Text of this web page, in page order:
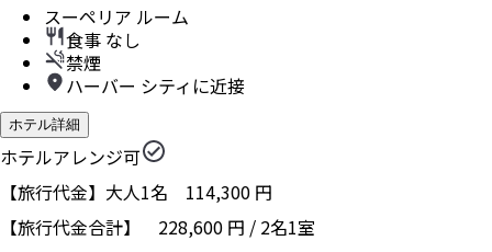
スーペリア ルーム
食事 なし
禁煙
ハーバー シティに近接
ホテル詳細
ホテルアレンジ可
【旅行代金】大人1名 114,300 円
【旅行代金合計】 228,600 円 / 2名1室